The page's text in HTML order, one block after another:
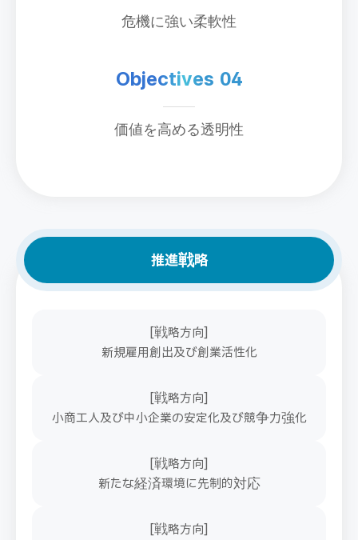
危機に強い柔軟性
Objectives 04
価値を高める透明性
推進戦略
[戦略方向]
新規雇用創出及び創業活性化
[戦略方向]
小商工人及び中小企業の安定化及び競争力強化
[戦略方向]
新たな経済環境に先制的対応
[戦略方向]